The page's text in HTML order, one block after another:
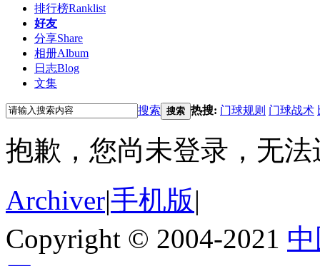
排行榜Ranklist
好友
分享Share
相册Album
日志Blog
文集
搜索 搜索 热搜: 门球规则 门球战术
抱歉，您尚未登录，无
Archiver|手机版|
Copyright © 2004-2021